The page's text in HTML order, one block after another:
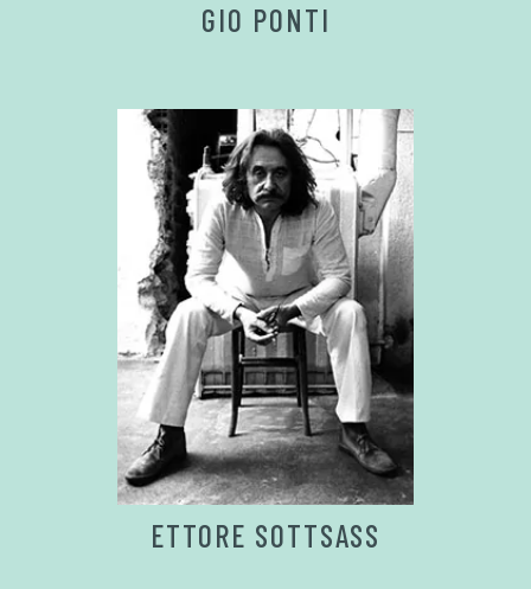
GIO PONTI
ETTORE SOTTSASS